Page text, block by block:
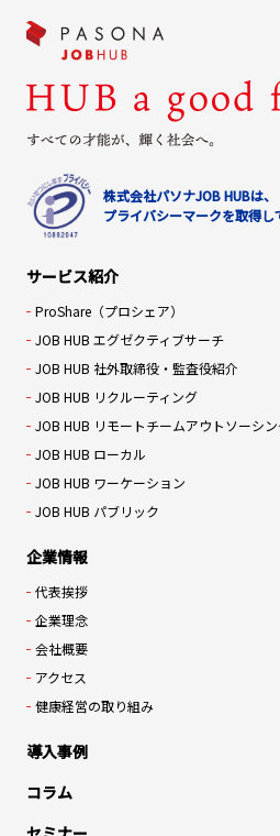
株式会社パソナJOB HUBは、
プライバシーマークを取得し
サービス紹介
ProShare（プロシェア）
JOB HUB エグゼクティブサーチ
JOB HUB 社外取締役・監査役紹介
JOB HUB リクルーティング
JOB HUB リモートチームアウトソーシ
JOB HUB ローカル
JOB HUB ワーケーション
JOB HUB パブリック
企業情報
代表挨拶
企業理念
会社概要
アクセス
健康経営の取り組み
導入事例
コラム